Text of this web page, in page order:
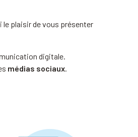
le plaisir de vous présenter
digitale.
médias sociaux.